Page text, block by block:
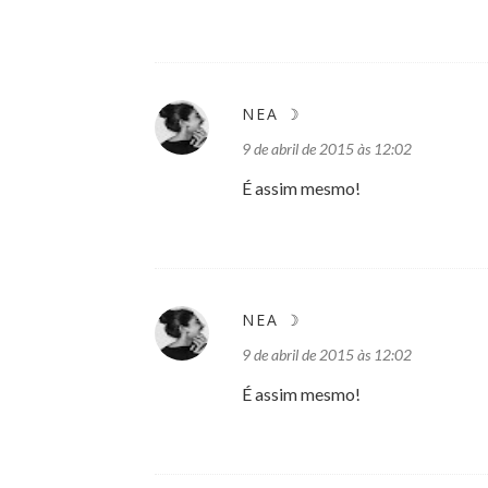
NEA ☽
9 de abril de 2015 às 12:02
É assim mesmo!
NEA ☽
9 de abril de 2015 às 12:02
É assim mesmo!